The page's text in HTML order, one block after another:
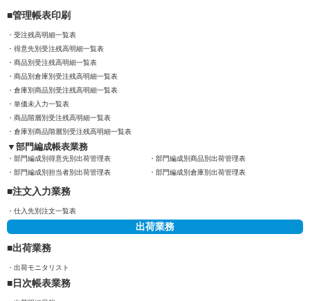
管理帳表印刷
受注残高明細一覧表
得意先別受注残高明細一覧表
商品別受注残高明細一覧表
商品別倉庫別受注残高明細一覧表
倉庫別商品別受注残高明細一覧表
単価未入力一覧表
商品階層別受注残高明細一覧表
倉庫別商品階層別受注残高明細一覧表
部門編成帳表業務
部門編成別得意先別出荷管理表
部門編成別商品別出荷管理表
部門編成別担当者別出荷管理表
部門編成別倉庫別出荷管理表
注文入力業務
仕入先別注文一覧表
出荷業務
出荷業務
出荷モニタリスト
日次帳表業務